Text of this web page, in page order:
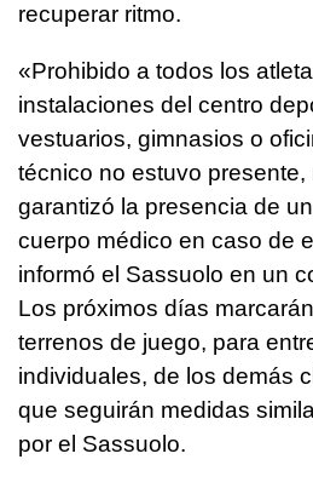
recuperar ritmo.
«Prohibido a todos los
instalaciones del centro
vestuarios, gimnasios o
técnico no estuvo presente,
garantizó la presencia de
cuerpo médico en caso de
informó el Sassuolo en un
Los próximos días
terrenos de juego, para
individuales, de los demás
que seguirán medidas
por el Sassuolo.